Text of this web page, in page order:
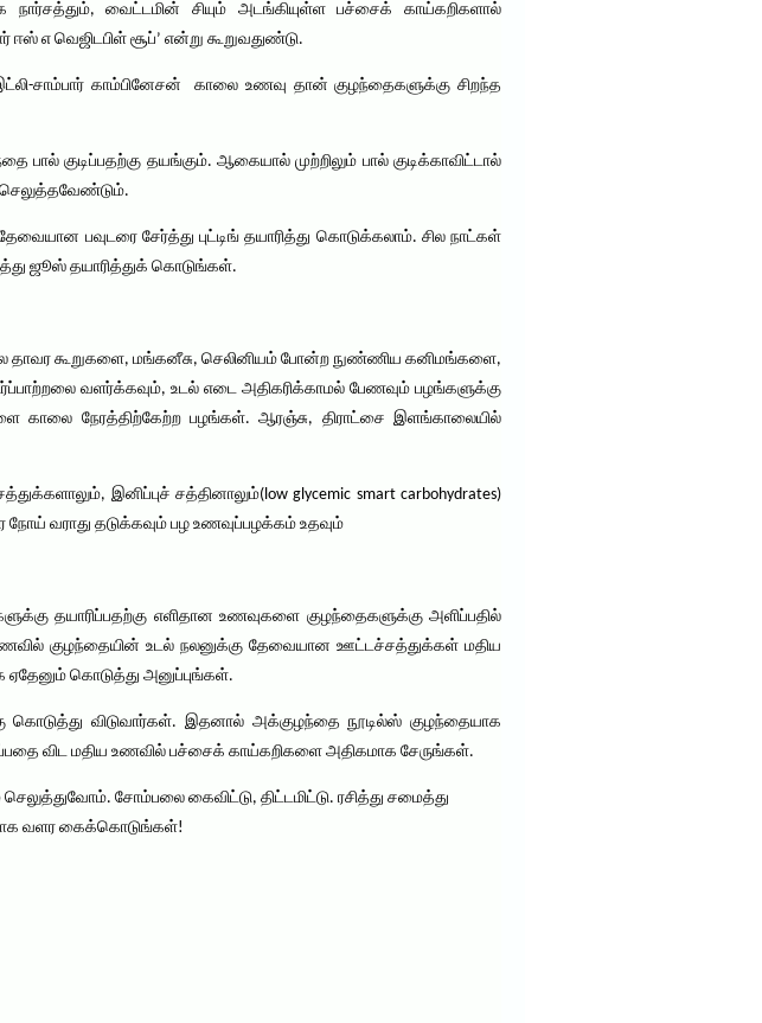
வைட்டமின் சியும் அடங்கியுள்ள பச்சைக் காய்கறிகளால்
ஈஸ் எ வெஜிடபிள் சூப்’ என்று கூறுவதுண்டு.
சாம்பார் காம்பினேசன் காலை உணவு தான் குழந்தைகளுக்கு சிறந்த
பால் குடிப்பதற்கு தயங்கும். ஆகையால் முற்றிலும் பால் குடிக்காவிட்டால்
பவுடரை சேர்த்து புட்டிங் தயாரித்து கொடுக்கலாம். சில நாட்கள்
ஜூஸ் தயாரித்துக் கொடுங்கள்.
பல தாவர கூறுகளை, மங்கனீசு, செலினியம் போன்ற நுண்ணிய கனிமங்களை,
வளர்க்கவும், உடல் எடை அதிகரிக்காமல் பேணவும் பழங்களுக்கு
காலை நேரத்திற்கேற்ற பழங்கள். ஆரஞ்சு, திராட்சை இளங்காலையில்
இனிப்புச் சத்தினாலும்(low glycemic smart carbohydrates)
நோய் வராது தடுக்கவும் பழ உணவுப்பழக்கம் உதவும்
தயாரிப்பதற்கு எளிதான உணவுகளை குழந்தைகளுக்கு அளிப்பதில்
குழந்தையின் உடல் நலனுக்கு தேவையான ஊட்டச்சத்துக்கள் மதிய
கொடுத்து அனுப்புங்கள்.
கொடுத்து விடுவார்கள். இதனால் அக்குழந்தை நூடில்ஸ் குழந்தையாக
விட மதிய உணவில் பச்சைக் காய்கறிகளை அதிகமாக சேருங்கள்.
சோம்பலை கைவிட்டு, திட்டமிட்டு. ரசித்து சமைத்து
வளர கைக்கொடுங்கள்!